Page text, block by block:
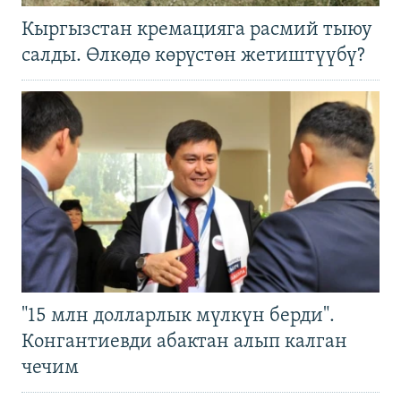
Кыргызстан кремацияга расмий тыюу
салды. Өлкөдө көрүстөн жетиштүүбү?
"15 млн долларлык мүлкүн берди".
Конгантиевди абактан алып калган
чечим